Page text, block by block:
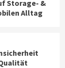
Storage- &
Alltag